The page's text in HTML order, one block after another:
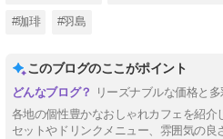
#珈琲 #羽島
このブログのここがポイント
リーズナブルな価格と
各地の個性豊かなおしゃれカフェを紹
セットやドリンクメニュー、雰囲気の